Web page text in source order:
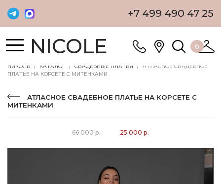
+7 499 490 47 25
NICOLE 0
НИКОЛЬ КАТАЛОГ СВАДЕБНЫЕ ПЛАТЬЯ
АТЛАСНОЕ СВАДЕБНОЕ
ПЛАТЬЕ НА КОРСЕТЕ С МИТЕНКАМИ
АТЛАСНОЕ СВАДЕБНОЕ ПЛАТЬЕ НА КОРСЕТЕ С
МИТЕНКАМИ
66 000 р. 25 000 р.